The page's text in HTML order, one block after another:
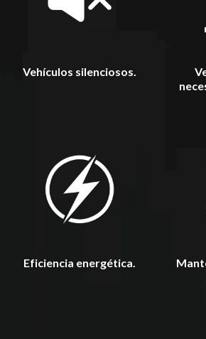
Vehículos silenciosos.
Eficiencia energética.